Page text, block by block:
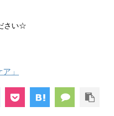
さい☆
」